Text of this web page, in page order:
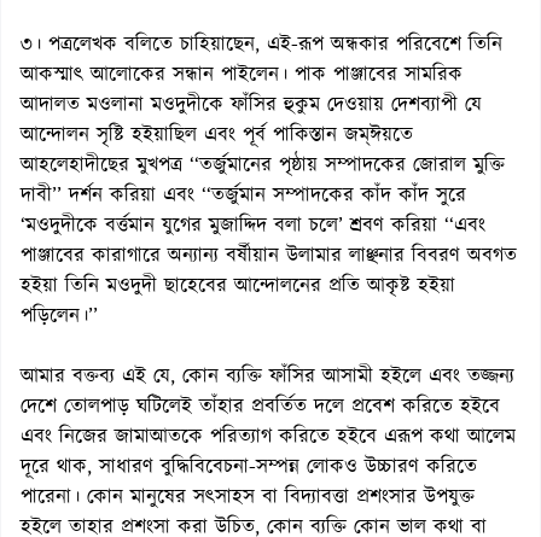
৩। পত্রলেখক বলিতে চাহিয়াছেন, এই-রূপ অন্ধকার পরিবেশে তিনি
আকস্মাৎ আলোকের সন্ধান পাইলেন। পাক পাঞ্জাবের সামরিক
আদালত মওলানা মওদুদীকে ফাঁসির হুকুম দেওয়ায় দেশব্যাপী যে
আন্দোলন সৃষ্টি হইয়াছিল এবং পূর্ব পাকিস্তান জম্ঈয়তে
আহলেহাদীছের মুখপত্র ‘‘তর্জুমানের পৃষ্ঠায় সম্পাদকের জোরাল মুক্তি
দাবী’’ দর্শন করিয়া এবং ‘‘তর্জুমান সম্পাদকের কাঁদ কাঁদ সুরে
‘মওদুদীকে বর্ত্তমান যুগের মুজাদ্দিদ বলা চলে’ শ্রবণ করিয়া ‘‘এবং
পাঞ্জাবের কারাগারে অন্যান্য বর্ষীয়ান উলামার লাঞ্ছনার বিবরণ অবগত
হইয়া তিনি মওদুদী ছাহেবের আন্দোলনের প্রতি আকৃষ্ট হইয়া
পড়িলেন।’’
আমার বক্তব্য এই যে, কোন ব্যক্তি ফাঁসির আসামী হইলে এবং তজ্জন্য
দেশে তোলপাড় ঘটিলেই তাঁহার প্রবর্তিত দলে প্রবেশ করিতে হইবে
এবং নিজের জামাআতকে পরিত্যাগ করিতে হইবে এরূপ কথা আলেম
দূরে থাক, সাধারণ বুদ্ধিবিবেচনা-সম্পন্ন লোকও উচ্চারণ করিতে
পারেনা। কোন মানুষের সৎসাহস বা বিদ্যাবত্তা প্রশংসার উপযুক্ত
হইলে তাহার প্রশংসা করা উচিত, কোন ব্যক্তি কোন ভাল কথা বা